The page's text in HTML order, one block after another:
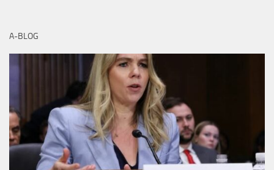
A-BLOG